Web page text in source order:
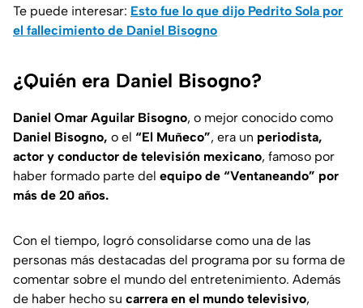
Te puede interesar: Esto fue lo que dijo Pedrito Sola por
el fallecimiento de Daniel Bisogno
¿Quién era Daniel Bisogno?
Daniel Omar Aguilar Bisogno, o mejor conocido como
Daniel Bisogno, o el “El Muñeco”, era un periodista,
actor y conductor de televisión mexicano, famoso por
haber formado parte del equipo de “Ventaneando” por
más de 20 años.
Con el tiempo, logró consolidarse como una de las
personas más destacadas del programa por su forma de
comentar sobre el mundo del entretenimiento. Además
de haber hecho su carrera en el mundo televisivo,